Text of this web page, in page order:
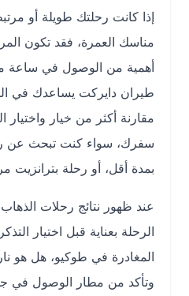
إذا كانت رحلتك طويلة أو مرتبطة
مناسك العمرة، فقد تكون المرونة
أهمية من الوصول في ساعة
طيران دايركت يساعدك في
مقارنة أكثر من خيار واختيار
سفرك، سواء كنت تبحث عن رحلة
بمدة أقل، أو رحلة بترانزيت مريح.
عند ظهور نتائج رحلات الذهاب
الرحلة بعناية قبل اختيار التذكرة.
المغادرة في طوكيو، هل هو ناريتا
وتأكد من مطار الوصول في جدة